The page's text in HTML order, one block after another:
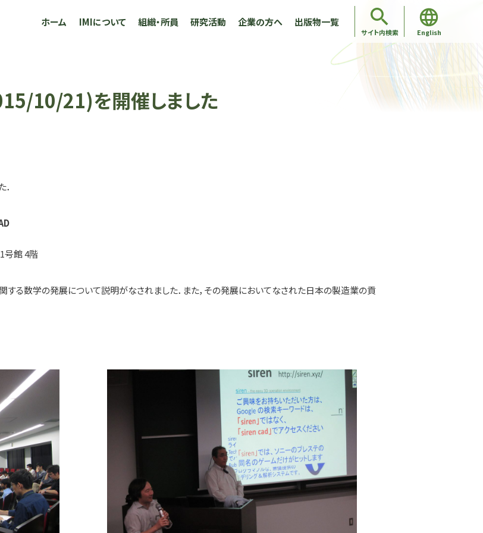
ホーム IMIについて 組織・所員 研究活動 企業の方へ 出版物一覧
サイト内検索 English
10/21)を開催しました
1号館 4階
する数学の発展について説明がなされました．また，その発展においてなされた日本の製造業の貢